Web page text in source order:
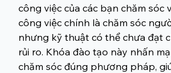
công việc của các bạn chăm sóc
công việc chính là chăm sóc
nhưng kỹ thuật có thể chưa đạt
rủi ro. Khóa đào tạo này nhấn
chăm sóc đúng phương pháp,